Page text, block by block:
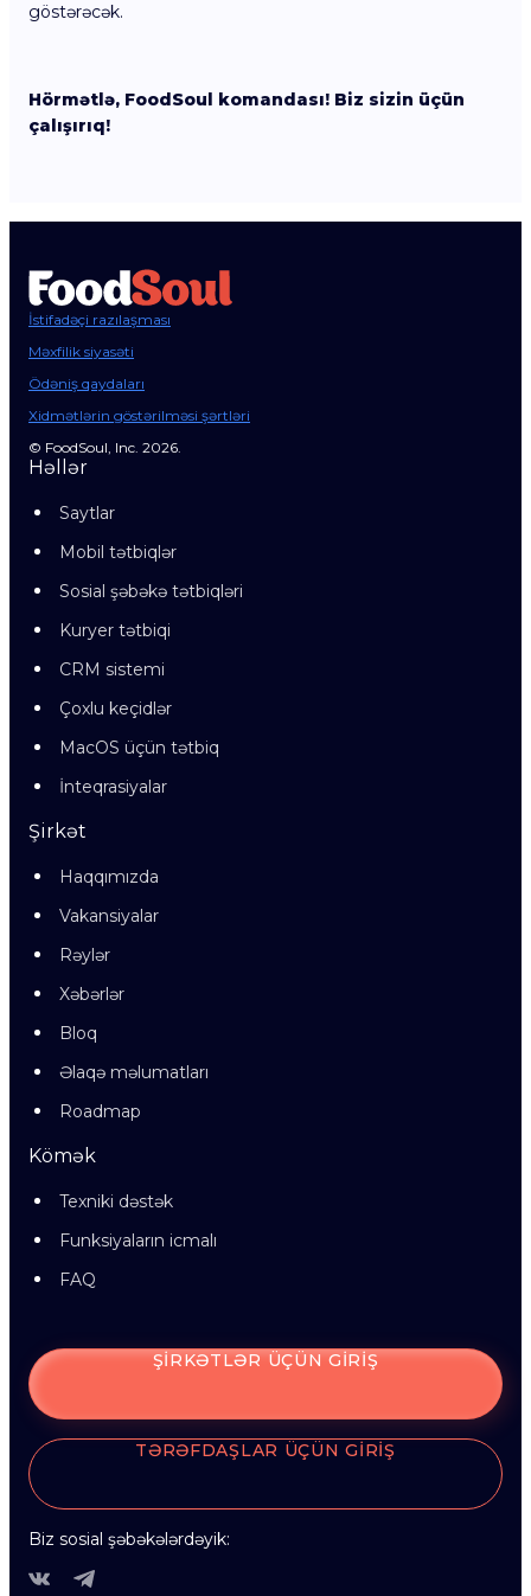
göstərəcək.
Hörmətlə, FoodSoul komandası! Biz sizin üçün
çalışırıq!
İstifadəçi razılaşması
Məxfilik siyasəti
Ödəniş qaydaları
Xidmətlərin göstərilməsi şərtləri
© FoodSoul, Inc. 2026.
Həllər
Saytlar
Mobil tətbiqlər
Sosial şəbəkə tətbiqləri
Kuryer tətbiqi
CRM sistemi
Çoxlu keçidlər
MacOS üçün tətbiq
İnteqrasiyalar
Şirkət
Haqqımızda
Vakansiyalar
Rəylər
Xəbərlər
Bloq
Əlaqə məlumatları
Roadmap
Kömək
Texniki dəstək
Funksiyaların icmalı
FAQ
ŞIRKƏTLƏR ÜÇÜN GIRIŞ
TƏRƏFDAŞLAR ÜÇÜN GIRIŞ
Biz sosial şəbəkələrdəyik: